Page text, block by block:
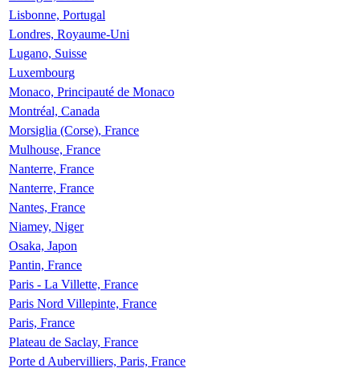
Lisbonne, Portugal
Londres, Royaume-Uni
Lugano, Suisse
Luxembourg
Monaco, Principauté de Monaco
Montréal, Canada
Morsiglia (Corse), France
Mulhouse, France
Nanterre, France
Nanterre, France
Nantes, France
Niamey, Niger
Osaka, Japon
Pantin, France
Paris - La Villette, France
Paris Nord Villepinte, France
Paris, France
Plateau de Saclay, France
Porte d Aubervilliers, Paris, France